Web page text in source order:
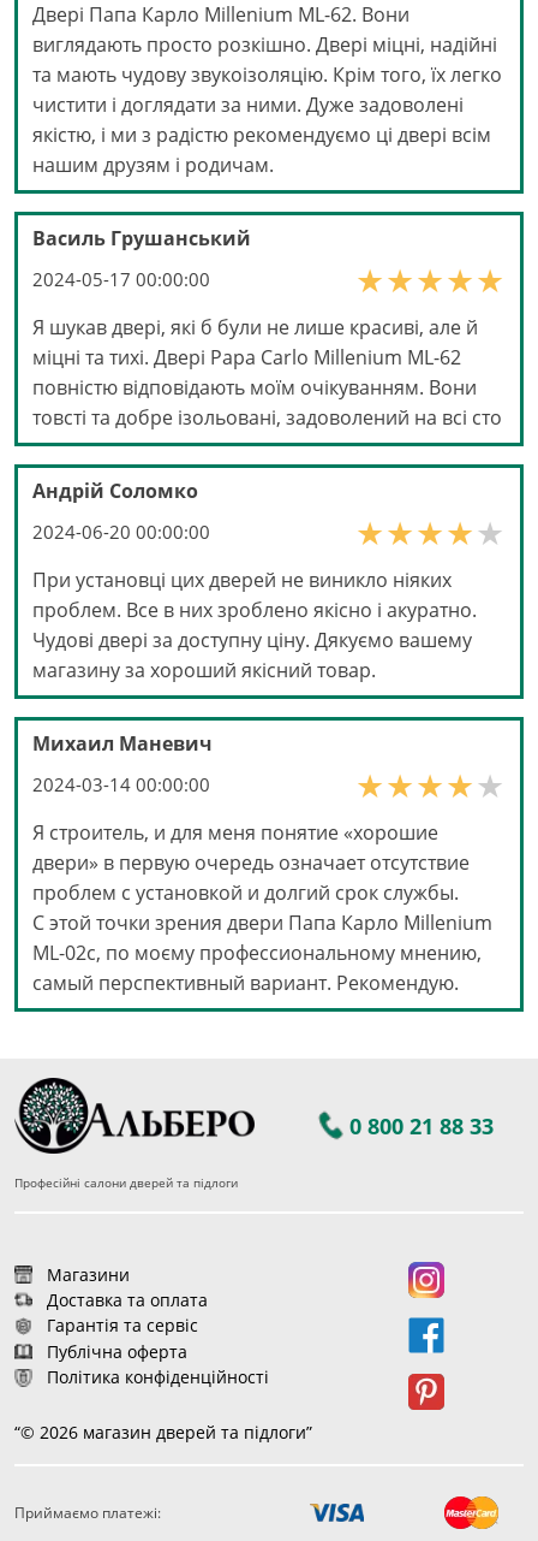
83
Двері Папа Карло Millenium ML-62. Вони
виглядають просто розкішно. Двері міцні, надійні
та мають чудову звукоізоляцію. Крім того, їх легко
чистити і доглядати за ними. Дуже задоволені
якістю, і ми з радістю рекомендуємо ці двері всім
нашим друзям і родичам.
Василь Грушанський
2024-05-17 00:00:00
Я шукав двері, які б були не лише красиві, але й
міцні та тихі. Двері Papa Carlo Millenium ML-62
повністю відповідають моїм очікуванням. Вони
товсті та добре ізольовані, задоволений на всі сто
Андрій Соломко
2024-06-20 00:00:00
При установці цих дверей не виникло ніяких
проблем. Все в них зроблено якісно і акуратно.
Чудові двері за доступну ціну. Дякуємо вашему
магазину за хороший якісний товар.
Михаил Маневич
2024-03-14 00:00:00
Я строитель, и для меня понятие «хорошие
двери» в первую очередь означает отсутствие
проблем с установкой и долгий срок службы.
С этой точки зрения двери Папа Карло Millenium
ML-02с, по моєму профессиональному мнению,
самый перспективный вариант. Рекомендую.
0 800 21 88 33
Професійні салони дверей та підлоги
Магазини
Доставка та оплата
Гарантія та сервіс
Публічна оферта
Політика конфіденційності
“© 2026 магазин дверей та підлоги”
Приймаємо платежі: